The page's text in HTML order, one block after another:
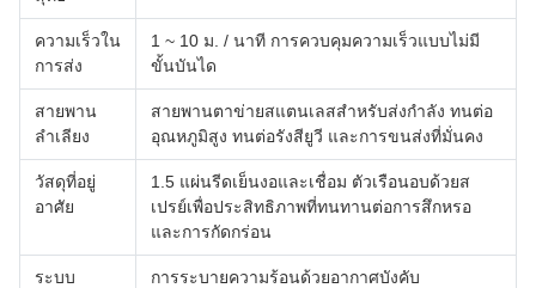
ความเร็วใน
การส่ง
1 ~ 10 ม. / นาที การควบคุมความเร็วแบบไม่มี
ขั้นบันได
สายพาน
ลำเลียง
สายพานตาข่ายสแตนเลสสำหรับส่งกำลัง ทนต่อ
อุณหภูมิสูง ทนต่อรังสียูวี และการขนส่งที่มั่นคง
วัสดุที่อยู่
อาศัย
1.5 แผ่นรีดเย็นงอและเชื่อม ตัวเรือนอบด้วยส
เปรย์เพื่อประสิทธิภาพที่ทนทานต่อการสึกหรอ
และการกัดกร่อน
ระบบ
การระบายความร้อนด้วยอากาศบังคับ